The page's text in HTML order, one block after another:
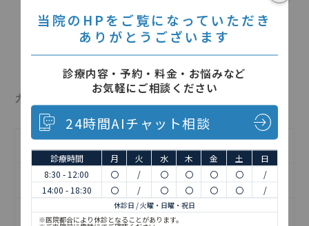
2026年5月8日
カテゴリー
インフォメーション
インプラントについて
お知らせ
当院のHPをご覧になっていただき
ありがとうございます
診療内容・予約・料金・お悩みなど
お気軽にご相談ください
24時間AIチャット相談
診療時間 月 火 水 木 金 土
日
8:30 - 12:00
〇 / 〇 〇 〇 〇
/
14:00 - 18:30
〇 / 〇 〇 〇 〇 /
休診日 / 火曜・日曜・祝日
※医院都合により休診となることがあります。